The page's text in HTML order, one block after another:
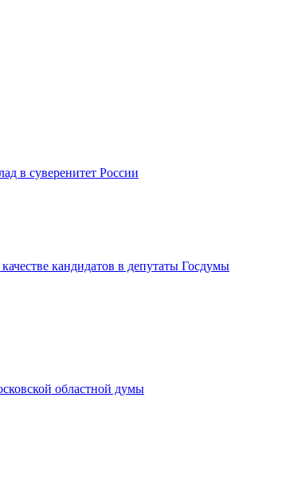
в суверенитет России
кандидатов в депутаты Госдумы
областной думы